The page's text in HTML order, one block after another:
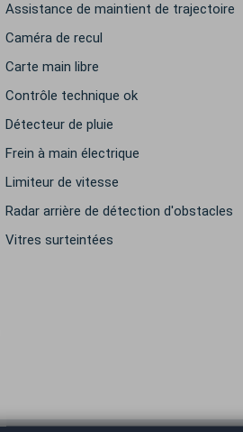
Assistance de maintient de trajectoire
Caméra de recul
Carte main libre
Contrôle technique ok
Détecteur de pluie
Frein à main électrique
Limiteur de vitesse
Radar arrière de détection d'obstacles
Vitres surteintées